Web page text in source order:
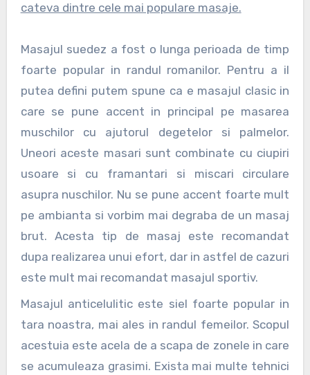
cateva dintre cele mai populare masaje.
Masajul suedez a fost o lunga perioada de timp
foarte popular in randul romanilor. Pentru a il
putea defini putem spune ca e masajul clasic in
care se pune accent in principal pe masarea
muschilor cu ajutorul degetelor si palmelor.
Uneori aceste masari sunt combinate cu ciupiri
usoare si cu framantari si miscari circulare
asupra nuschilor. Nu se pune accent foarte mult
pe ambianta si vorbim mai degraba de un masaj
brut. Acesta tip de masaj este recomandat
dupa realizarea unui efort, dar in astfel de cazuri
este mult mai recomandat masajul sportiv.
Masajul anticelulitic este siel foarte popular in
tara noastra, mai ales in randul femeilor. Scopul
acestuia este acela de a scapa de zonele in care
se acumuleaza grasimi. Exista mai multe tehnici